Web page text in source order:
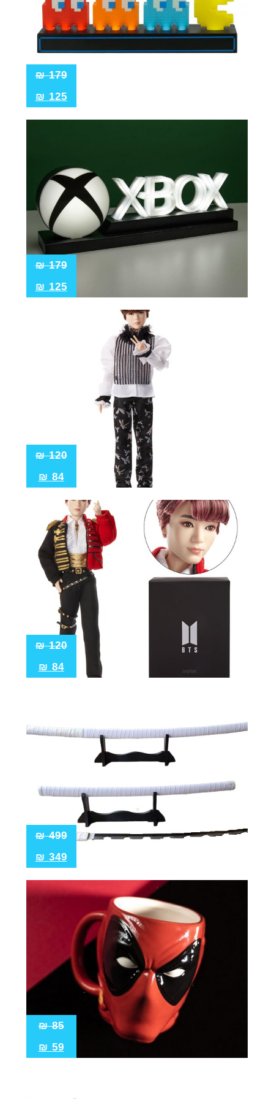
179
₪
125
₪
179
₪
125
₪
120
₪
84
₪
120
₪
84
₪
499
₪
349
₪
85
₪
59
₪